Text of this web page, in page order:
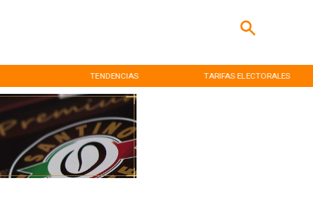
TENDENCIAS TARIFAS ELECTORALES